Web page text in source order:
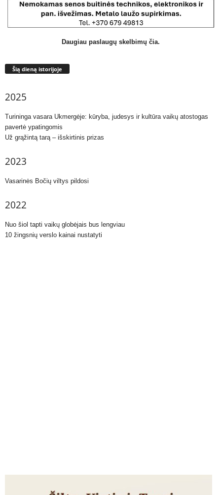
Daugiau paslaugų skelbimų čia.
Šią dieną istorijoje
2025
Turininga vasara Ukmergėje: kūryba, judesys ir kultūra vaikų atostogas
pavertė ypatingomis
Už grąžintą tarą – išskirtinis prizas
2023
Vasarinės Bočių viltys pildosi
2022
Nuo šiol tapti vaikų globėjais bus lengviau
10 žingsnių verslo kainai nustatyti